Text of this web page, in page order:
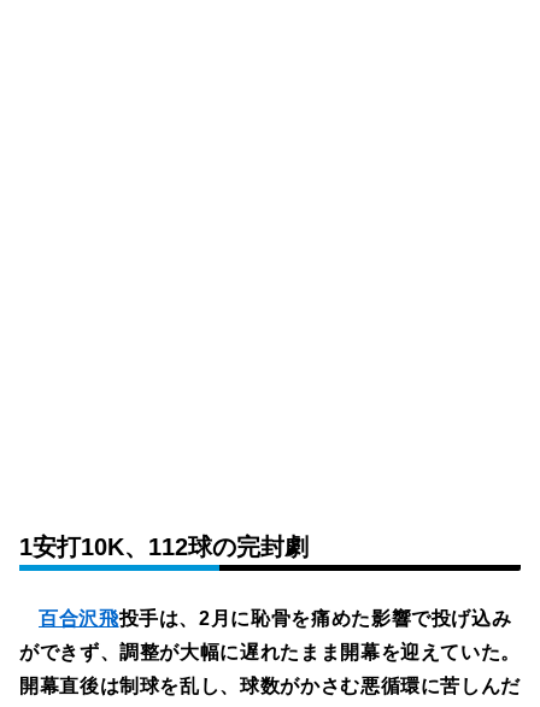
1安打10K、112球の完封劇
百合沢飛投手は、2月に恥骨を痛めた影響で投げ込み
ができず、調整が大幅に遅れたまま開幕を迎えていた。
開幕直後は制球を乱し、球数がかさむ悪循環に苦しんだ